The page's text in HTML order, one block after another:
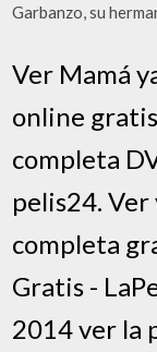
Garbanzo, su
Ver Mamá
online
completa
pelis24.
completa
Gratis -
2014 ver la